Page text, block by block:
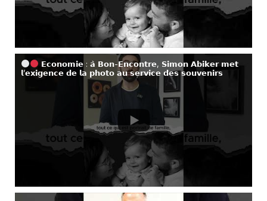
𝗘𝗰𝗼𝗻𝗼𝗺𝗶𝗲 : 𝗮̀ 𝗕𝗼𝗻-𝗘𝗻𝗰𝗼𝗻𝘁𝗿𝗲, 𝗦𝗶𝗺𝗼𝗻 𝗔𝗯𝗶𝗸𝗲𝗿 𝗺𝗲𝘁
𝗹’𝗲𝘅𝗶𝗴𝗲𝗻𝗰𝗲 𝗱𝗲 𝗹𝗮 𝗽𝗵𝗼𝘁𝗼 𝗮𝘂 𝘀𝗲𝗿𝘃𝗶𝗰𝗲 𝗱𝗲𝘀 𝘀𝗼𝘂𝘃𝗲𝗻𝗶𝗿𝘀